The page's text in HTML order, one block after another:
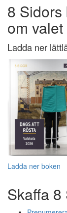
8 Sidors
om
Ladda ner
Ladda ner boken
Skaffa 8